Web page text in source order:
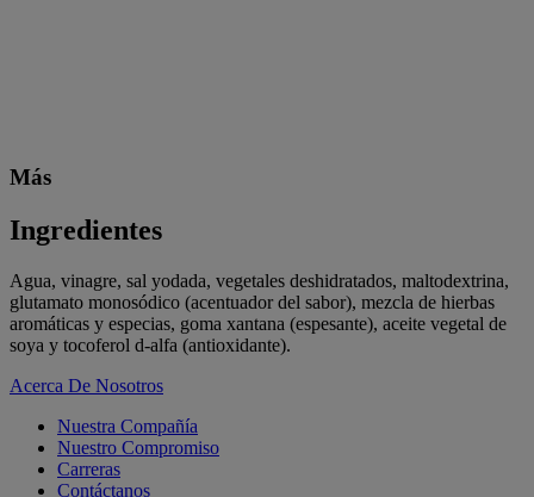
Más
Ingredientes
Agua, vinagre, sal yodada, vegetales deshidratados, maltodextrina,
glutamato monosódico (acentuador del sabor), mezcla de hierbas
aromáticas y especias, goma xantana (espesante), aceite vegetal de
soya y tocoferol d-alfa (antioxidante).
Acerca De Nosotros
Nuestra Compañía
Nuestro Compromiso
Carreras
Contáctanos